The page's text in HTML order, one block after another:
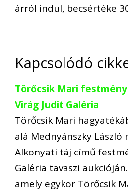
árról indul, becsértéke
Kapcsolódó
Törőcsik Mari
Virág Judit Galéria
Törőcsik Mari
alá Mednyánszky
Alkonyati táj című
Galéria tavaszi
amely egykor Törőcsik